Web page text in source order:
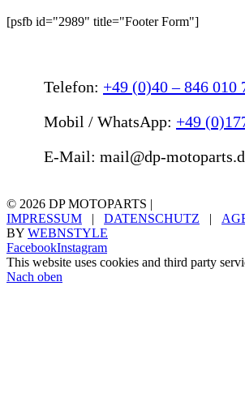
[psfb id="2989" title="Footer Form"]
Telefon: +49 (0)40 – 846 010
Mobil / WhatsApp: +49
E-Mail: mail@dp-
© 2026 DP MOTOPARTS |
IMPRESSUM | DATENSCHUTZ |
BY WEBNSTYLE
FacebookInstagram
This website uses cookies and third party
Nach oben